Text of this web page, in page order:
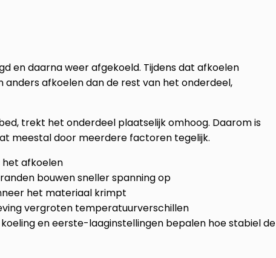
en daarna weer afgekoeld. Tijdens dat afkoelen
afkoelen dan de rest van het onderdeel,
trekt het onderdeel plaatselijk omhoog. Daarom is
meestal door meerdere factoren tegelijk.
afkoelen
bouwen sneller spanning op
het materiaal krimpt
vergroten temperatuurverschillen
en eerste-laaginstellingen bepalen hoe stabiel de